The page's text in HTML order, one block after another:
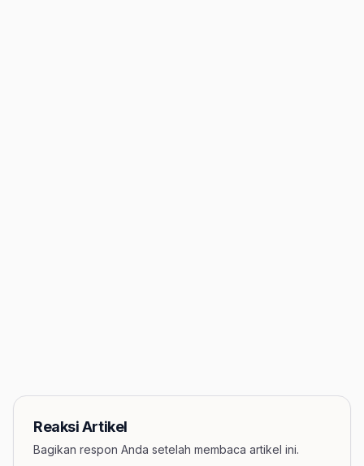
Reaksi Artikel
Bagikan respon Anda setelah membaca artikel ini.